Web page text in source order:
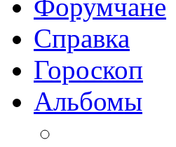
Форумчане
Справка
Гороскоп
Альбомы